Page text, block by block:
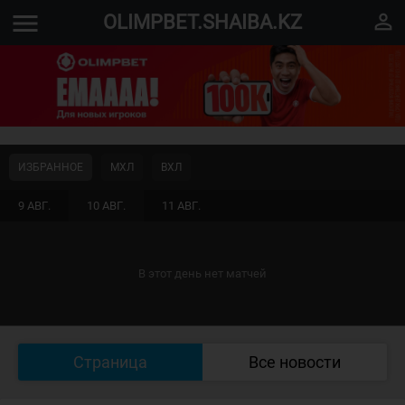
menu OLIMPBET.SHAIBA.KZ perm_identity
9 АВГ. 10 АВГ. 11 АВГ.
ИЗБРАННОЕ МХЛ ВХЛ
В этот день нет матчей
Страница Все новости